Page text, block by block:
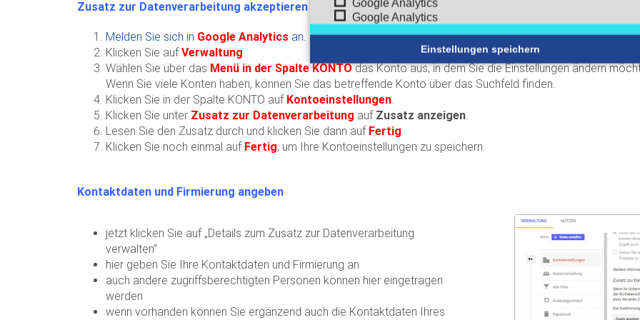
Google Analytics
Google Analytics
Einstellungen speichern
Zusatz zur Datenverarbeitung akzeptieren
Melden Sie sich in Google Analytics an.
Klicken Sie aufVerwaltung.
Wählen Sie über das Menü in der Spalte KONTOdas Konto aus, in dem Sie die Einstellungen ändern
Wenn Sie viele Konten haben, können Sie das betreffende Konto über das Suchfeld finden.
Klicken Sie in der Spalte KONTO auf Kontoeinstellungen.
Klicken Sie unter Zusatz zur Datenverarbeitung auf Zusatz anzeigen.
Lesen Sie den Zusatz durch und klicken Sie dann auf Fertig.
Klicken Sie noch einmal auf Fertig, um Ihre Kontoeinstellungen zu speichern.
Kontaktdaten und Firmierung angeben
jetzt klicken Sie auf „Details zum Zusatz zur Datenverarbeitung
verwalten”
hier geben Sie Ihre Kontaktdaten und Firmierung an
auch andere zugriffsberechtigten Personen können hier eingetragen
werden
wenn vorhanden können Sie ergänzend auch die Kontaktdaten Ihres